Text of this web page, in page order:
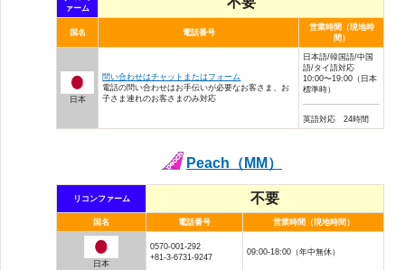
ァーム
国名 電話番号
営業時間（現地時
間）
日本
問い合わせはチャットまたはフォーム
電話の問い合わせはお手伝いが必要なお客さま、お
子さま連れのお客さまのみ対応
日本語/韓国語/中国
語/タイ語対応
10:00〜19:00（日本
標準時）
英語対応 24時間
Peach（MM）
リコンファーム 不要
国名 電話番号 営業時間（現地時間）
日本
0570-001-292
+81-3-6731-9247
09:00-18:00（年中無休）